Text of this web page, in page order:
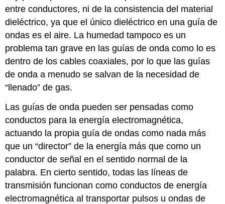
entre conductores, ni de la consistencia del material
dieléctrico, ya que el único dieléctrico en una guía de
ondas es el aire. La humedad tampoco es un
problema tan grave en las guías de onda como lo es
dentro de los cables coaxiales, por lo que las guías
de onda a menudo se salvan de la necesidad de
“llenado” de gas.
Las guías de onda pueden ser pensadas como
conductos para la energía electromagnética,
actuando la propia guía de ondas como nada más
que un “director” de la energía más que como un
conductor de señal en el sentido normal de la
palabra. En cierto sentido, todas las líneas de
transmisión funcionan como conductos de energía
electromagnética al transportar pulsos u ondas de